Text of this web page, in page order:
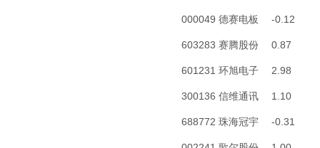
000049 德赛电板 -0.12
603283 赛腾股份 0.87
601231 环旭电子 2.98
300136 信维通讯 1.10
688772 珠海冠宇 -0.31